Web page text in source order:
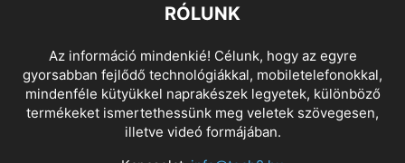
RÓLUNK
Az információ mindenkié! Célunk, hogy az egyre
gyorsabban fejlődő technológiákkal, mobiletelefonokkal,
mindenféle kütyükkel naprakészek legyetek, különböző
termékeket ismertethessünk meg veletek szövegesen,
illetve videó formájában.